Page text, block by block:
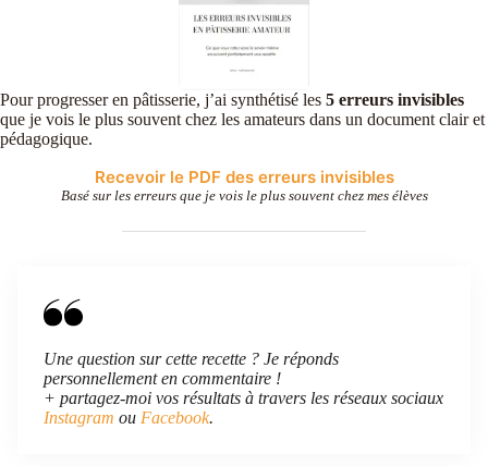
Pour progresser en pâtisserie, j’ai synthétisé les 5 erreurs invisibles
que je vois le plus souvent chez les amateurs dans un document clair et
pédagogique.
Recevoir le PDF des erreurs invisibles
Basé sur les erreurs que je vois le plus souvent chez mes élèves
Une question sur cette recette ? Je réponds
personnellement en commentaire !
+ partagez-moi vos résultats à travers les réseaux sociaux
Instagram ou Facebook.